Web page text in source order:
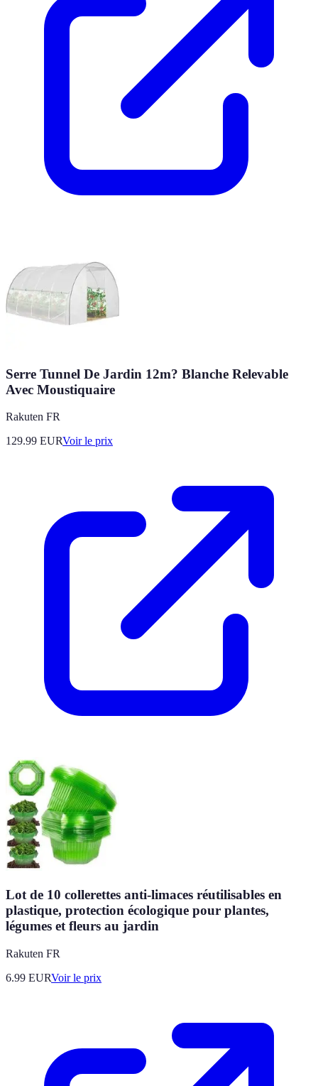
Serre Tunnel De Jardin 12m? Blanche Relevable
Avec Moustiquaire
Rakuten FR
129.99 EURVoir le prix
Lot de 10 collerettes anti-limaces réutilisables en
plastique, protection écologique pour plantes,
légumes et fleurs au jardin
Rakuten FR
6.99 EURVoir le prix